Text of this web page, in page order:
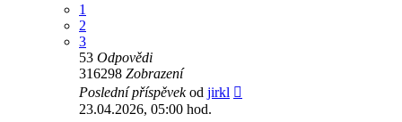
1
2
3
53 Odpovědi
316298 Zobrazení
Poslední příspěvekod jirkl
23.04.2026, 05:00 hod.